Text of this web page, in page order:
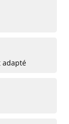
adapté